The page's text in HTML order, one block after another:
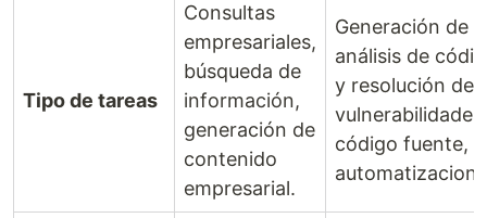
Tipo de tareas
Consultas
empresariales,
búsqueda de
información,
generación de
contenido
empresarial.
Generación de
análisis de
y resolución de
vulnerabilidades
código fuente,